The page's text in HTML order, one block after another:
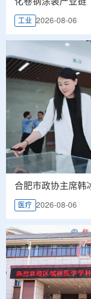
化卷钢涂装产业链
工业 2026-08-06
合肥市政协主席韩
医疗 2026-08-06